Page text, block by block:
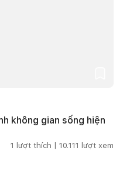
không gian sống hiện
1 lượt thích | 10.111 lượt xem